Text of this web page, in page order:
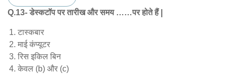
Q.13- डेस्कटॉप पर तारीख और समय ……पर होते हैं |
टास्कबार
माई कंप्यूटर
रिस इकिल बिन
केवल (b) और (c)